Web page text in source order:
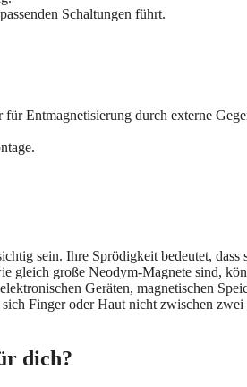
Schaltungen führt.
Entmagnetisierung durch externe
sein. Ihre Sprödigkeit bedeutet, dass
gleich große Neodym-Magnete sind,
Geräten, magnetischen
Finger oder Haut nicht zwischen zwei
dich?